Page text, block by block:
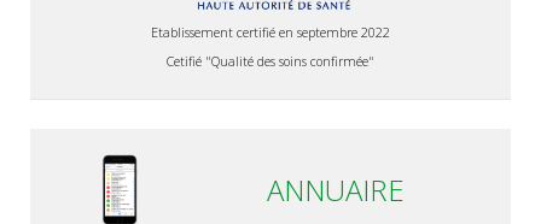
Etablissement certifié en septembre 2022
Cetifié "Qualité des soins confirmée"
ANNUAIRE